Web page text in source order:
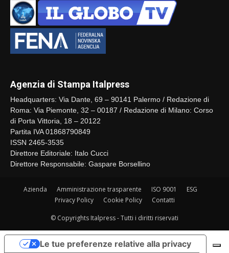
Agenzia di Stampa Italpress
Headquarters: Via Dante, 69 – 90141 Palermo / Redazione di
Roma: Via Piemonte, 32 – 00187 / Redazione di Milano: Corso
di Porta Vittoria, 18 – 20122
Partita IVA 01868790849
ISSN 2465-3535
Direttore Editoriale: Italo Cucci
Direttore Responsabile: Gaspare Borsellino
Azienda Amministrazione trasparente ISO 9001
ESG
Privacy Policy
Cookie Policy Contatti
© Copyrights Italpress - Tutti i diritti riservati
Le tue preferenze relative alla privacy